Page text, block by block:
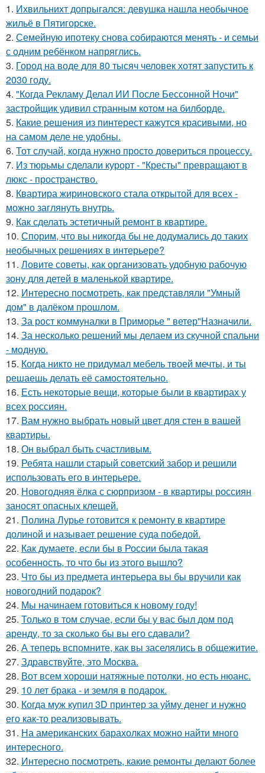
1. Ихвильнихт допрыгался: девушка нашла необычное
жильё в Пятигорске.
2. Семейную ипотеку снова собираются менять - и семьи
с одним ребёнком напряглись.
3. Город на воде для 80 тысяч человек хотят запустить к
2030 году.
4. "Когда Рекламу Делал ИИ После Бессонной Ночи"
застройщик удивил странным котом на билборде.
5. Какие решения из пинтерест кажутся красивыми, но
на самом деле не удобны.
6. Тот случай, когда нужно просто довериться процессу.
7. Из тюрьмы сделали курорт - "Кресты" превращают в
люкс - пространство.
8. Квартира жириновского стала открытой для всех -
можно заглянуть внутрь.
9. Как сделать эстетичный ремонт в квартире.
10. Спорим, что вы никогда бы не додумались до таких
необычных решениях в интерьере?
11. Ловите советы, как организовать удобную рабочую
зону для детей в маленькой квартире.
12. Интересно посмотреть, как представляли "Умный
дом" в далёком прошлом.
13. За рост коммуналки в Приморье " ветер"Назначили.
14. За несколько решений мы делаем из скучной спальни
- модную.
15. Когда никто не придумал мебель твоей мечты, и ты
решаешь делать её самостоятельно.
16. Есть некоторые вещи, которые были в квартирах у
всех россиян.
17. Вам нужно выбрать новый цвет для стен в вашей
квартиры.
18. Он выбрал быть счастливым.
19. Ребята нашли старый советский забор и решили
использовать его в интерьере.
20. Новогодняя ёлка с сюрпризом - в квартиры россиян
заносят опасных клещей.
21. Полина Лурье готовится к ремонту в квартире
долиной и называет решение суда победой.
22. Как думаете, если бы в России была такая
особенность, то что бы из этого вышло?
23. Что бы из предмета интерьера вы бы вручили как
новогодний подарок?
24. Мы начинаем готовиться к новому году!
25. Только в том случае, если бы у вас был дом под
аренду, то за сколько бы вы его сдавали?
26. А теперь вспомните, как вы заселялись в общежитие.
27. Здравствуйте, это Москва.
28. Вот всем хороши натяжные потолки, но есть нюанс.
29. 10 лет брака - и земля в подарок.
30. Когда муж купил 3D принтер за уйму денег и нужно
его как-то реализовывать.
31. На американских барахолках можно найти много
интересного.
32. Интересно посмотреть, какие ремонты делают более